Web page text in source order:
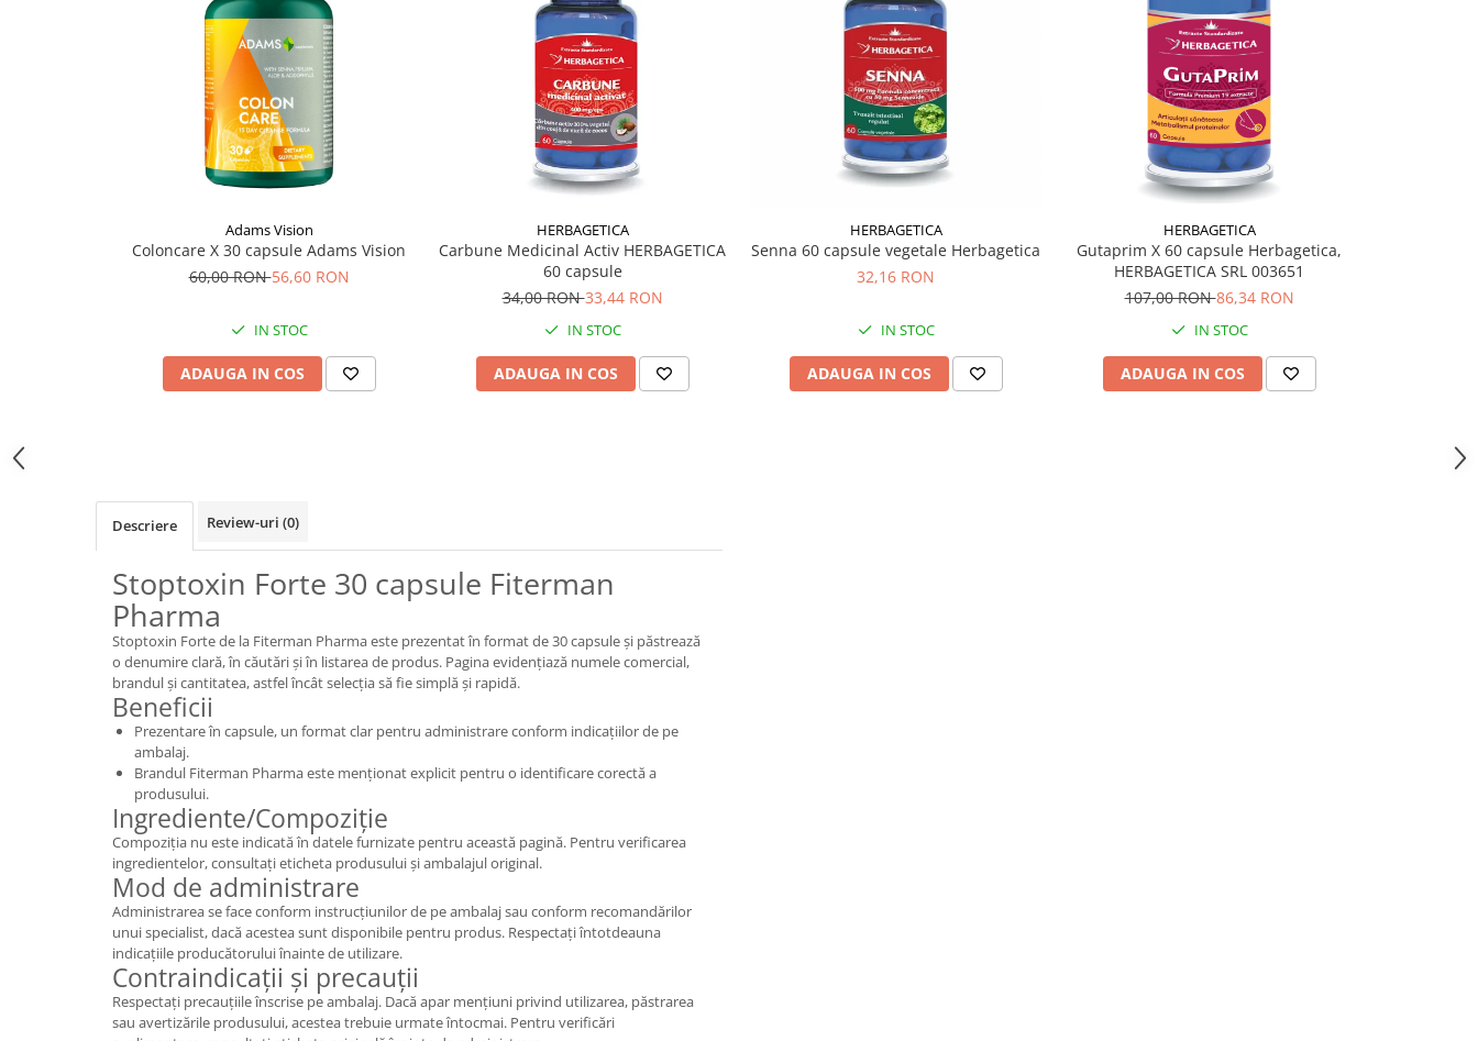
Adams Vision
Coloncare X 30 capsule Adams Vision
60,00 RON56,60 RON
IN STOC
ADAUGA IN COS
HERBAGETICA
Carbune Medicinal Activ HERBAGETICA
60 capsule
34,00 RON33,44 RON
IN STOC
ADAUGA IN COS
HERBAGETICA
Senna 60 capsule vegetale Herbagetica
32,16 RON
IN STOC
ADAUGA IN COS
HERBAGETICA
Gutaprim X 60 capsule Herbagetica,
HERBAGETICA SRL 003651
107,00 RON86,34 RON
IN STOC
ADAUGA IN COS
Descriere Review-uri (0)
Stoptoxin Forte 30 capsule Fiterman
Pharma
Stoptoxin Forte de la Fiterman Pharma este prezentat în format de 30 capsule și păstrează
o denumire clară, în căutări și în listarea de produs. Pagina evidențiază numele comercial,
brandul și cantitatea, astfel încât selecția să fie simplă și rapidă.
Beneficii
Prezentare în capsule, un format clar pentru administrare conform indicațiilor de pe
ambalaj.
Brandul Fiterman Pharma este menționat explicit pentru o identificare corectă a
produsului.
Ingrediente/Compoziție
Compoziția nu este indicată în datele furnizate pentru această pagină. Pentru verificarea
ingredientelor, consultați eticheta produsului și ambalajul original.
Mod de administrare
Administrarea se face conform instrucțiunilor de pe ambalaj sau conform recomandărilor
unui specialist, dacă acestea sunt disponibile pentru produs. Respectați întotdeauna
indicațiile producătorului înainte de utilizare.
Contraindicații și precauții
Respectați precauțiile înscrise pe ambalaj. Dacă apar mențiuni privind utilizarea, păstrarea
sau avertizările produsului, acestea trebuie urmate întocmai. Pentru verificări